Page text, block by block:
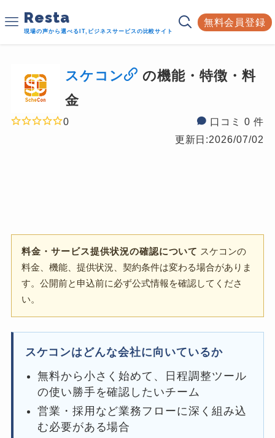
Resta
現場の声から選べるIT,ビジネスサービスの比較サイト
無料会員登録
スケコン
の機能・特徴・料
金
0
口コミ 0 件
更新日:2026/07/02
料金・サービス提供状況の確認について スケコンの
料金、機能、提供状況、契約条件は変わる場合がありま
す。公開前と申込前に必ず公式情報を確認してくださ
い。
スケコンはどんな会社に向いているか
無料から小さく始めて、日程調整ツール
の使い勝手を確認したいチーム
営業・採用など業務フローに深く組み込
む必要がある場合